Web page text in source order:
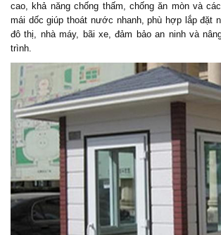
cao, khả năng chống thấm, chống ăn mòn và
mái dốc giúp thoát nước nhanh, phù hợp lắp đặt
đô thị, nhà máy, bãi xe, đảm bảo an ninh và
trình.